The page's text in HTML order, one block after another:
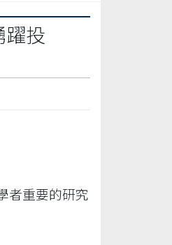
躍投
者重要的研究